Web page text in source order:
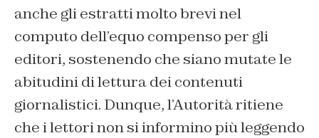
anche gli estratti molto brevi nel
computo dell’equo compenso per gli
editori, sostenendo che siano mutate le
abitudini di lettura dei contenuti
giornalistici. Dunque, l’Autorità ritiene
che i lettori non si informino più leggendo